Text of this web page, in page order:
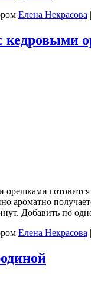
Елена Некрасова |
кедровыми
ароматно
Добавить по
Елена Некрасова |